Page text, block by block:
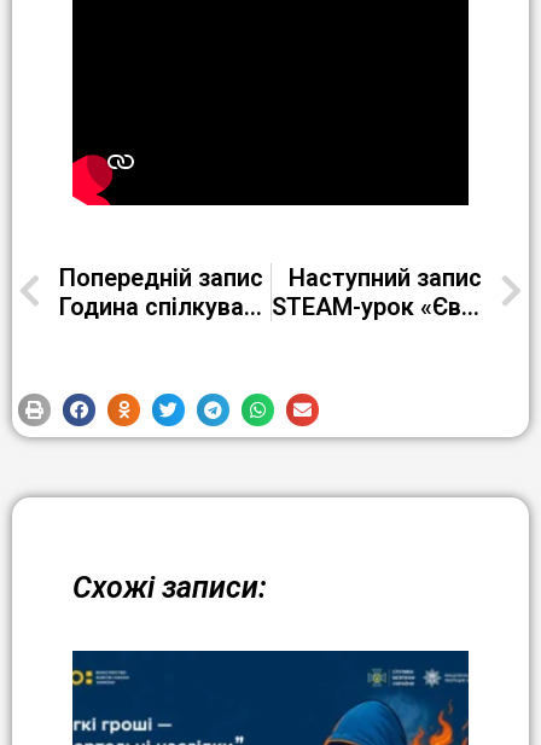
Попередній запис
Година спілкування “Ми – проти насильства”
Наступний запис
STEAM-урок «Євроодісея»
Схожі записи: